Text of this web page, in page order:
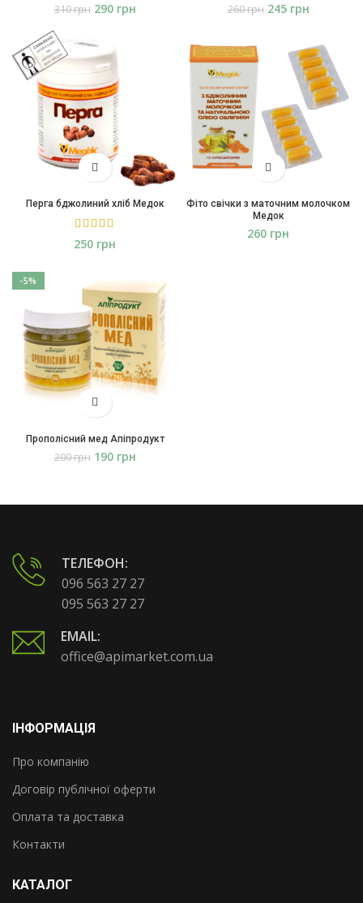
310грн 290 грн 260грн 245 грн
Перга бджолиний хліб Медок
грн
Фіто свічки з маточним молочком
Медок
грн
-5%
Прополісний мед Апіпродукт
200грн 190 грн
ТЕЛЕФОН:
096 563 27 27
095 563 27 27
EMAIL:
office@apimarket.com.ua
ІНФОРМАЦІЯ
Про компанію
Договір публічної оферти
Оплата та доставка
Контакти
КАТАЛОГ